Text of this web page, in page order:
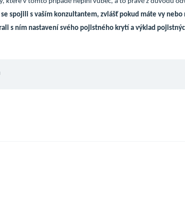
spojili s vaším konzultantem, zvlášť pokud máte vy nebo
s ním nastavení svého pojistného krytí a výklad